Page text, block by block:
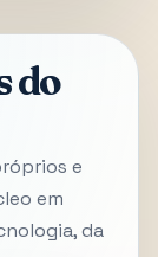
do
e
em
da